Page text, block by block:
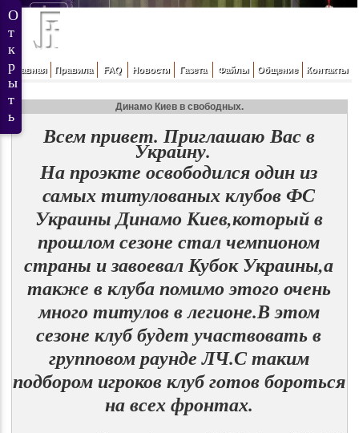
Главная Правила FAQ Новости Газета Файлы Общение Контакты
Динамо Киев в свободных.
Всем привет. Приглашаю Вас в
Украину.
На проэкте освободился один из
самых титулованых клубов ФС
Украины Динамо Киев,который в
прошлом сезоне стал чемпионом
страны и завоевал Кубок Украины,а
также в клуба помимо этого очень
много титулов в легионе.В этом
сезоне клуб будет участвовать в
групповом раунде ЛЧ.С таким
подбором игроков клуб готов бороться
на всех фронтах.